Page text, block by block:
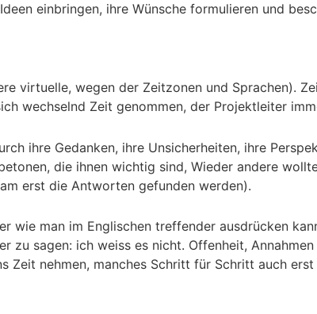
einbringen, ihre Wünsche formulieren und
virtuelle, wegen der Zeitzonen und Sprachen).
wechselnd Zeit genommen, der Projektleiter
ihre Gedanken, ihre Unsicherheiten, ihre
die ihnen wichtig sind, Wieder andere
erst die Antworten gefunden werden).
wie man im Englischen treffender ausdrücken
zu sagen: ich weiss es nicht. Offenheit,
nehmen, manches Schritt für Schritt auch